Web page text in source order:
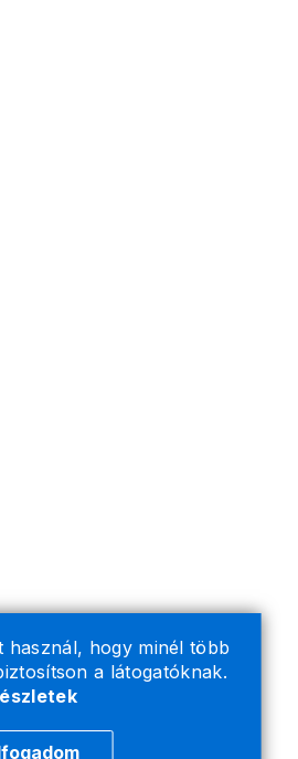
használ, hogy minél több
a látogatóknak.